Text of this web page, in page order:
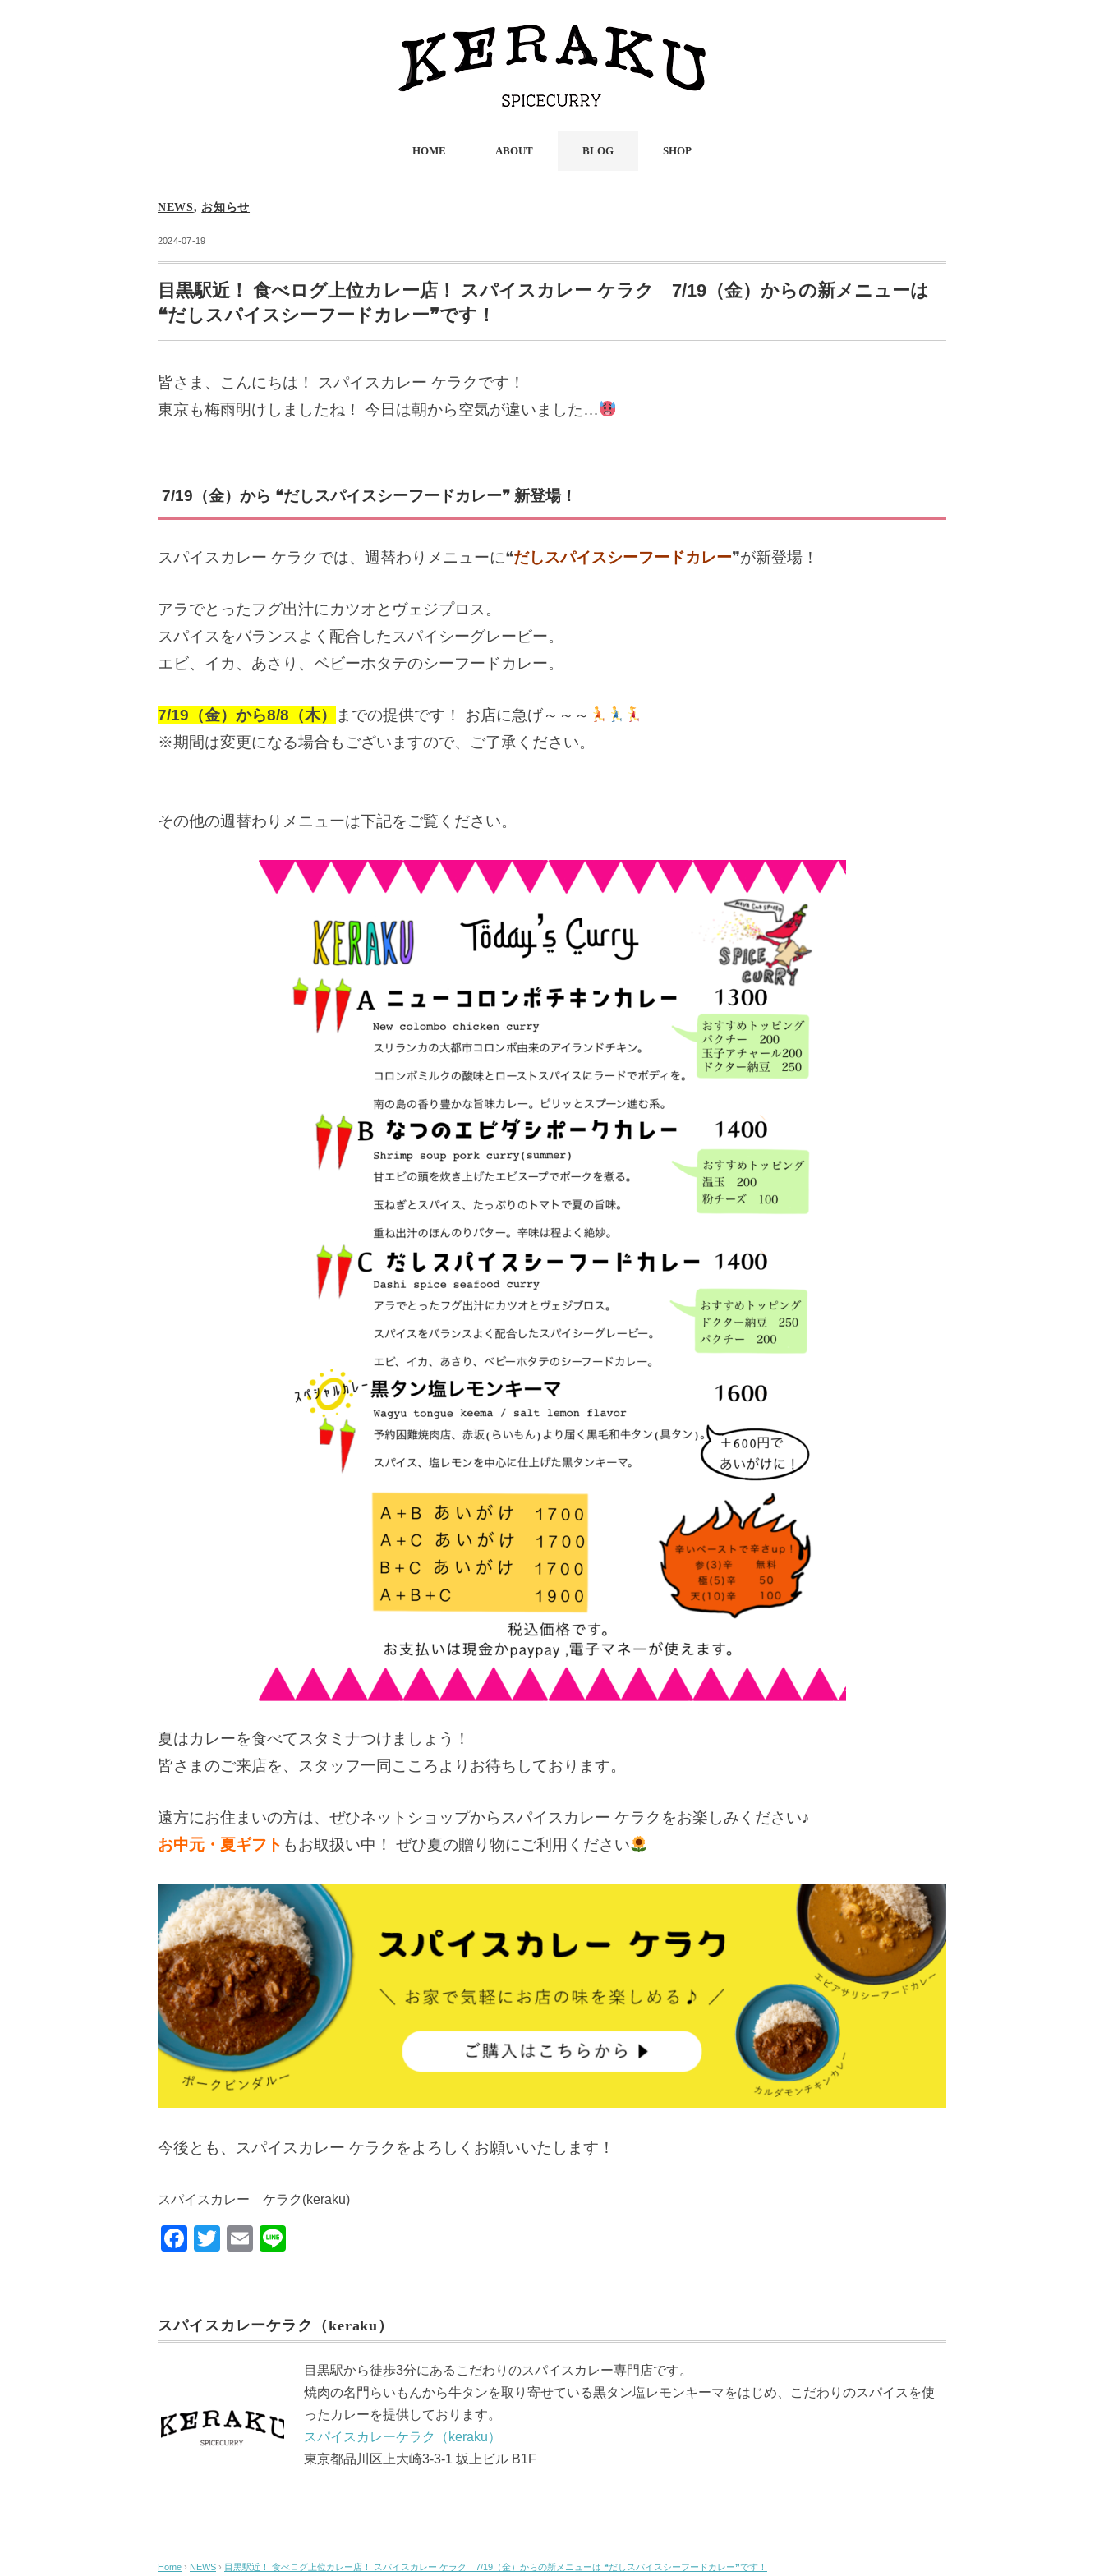
HOME ABOUT BLOG SHOP
NEWS, お知らせ
2024-07-19
目黒駅近！ 食べログ上位カレー店！ スパイスカレー ケラク 7/19（金）からの新メニューは
❝だしスパイスシーフードカレー❞です！
皆さま、こんにちは！ スパイスカレー ケラクです！
東京も梅雨明けしましたね！ 今日は朝から空気が違いました…
7/19 （金）から ❝だしスパイスシーフードカレー❞ 新登場！
スパイスカレー ケラクでは、週替わりメニューに❝だしスパイスシーフードカレー❞が新登場！
アラでとったフグ出汁にカツオとヴェジプロス。
スパイスをバランスよく配合したスパイシーグレービー。
エビ、イカ、あさり、ベビーホタテのシーフードカレー。
7/19（金）から8/8（木）
までの提供です！ お店に急げ～～～
※期間は変更になる場合もございますので、ご了承ください。
その他の週替わりメニューは下記をご覧ください。
夏はカレーを食べてスタミナつけましょう！
皆さまのご来店を、スタッフ一同こころよりお待ちしております。
遠方にお住まいの方は、ぜひネットショップからスパイスカレー ケラクをお楽しみください♪
お中元・夏ギフト もお取扱い中！ ぜひ夏の贈り物にご利用ください
今後とも、スパイスカレー ケラクをよろしくお願いいたします！
スパイスカレー ケラク(keraku)
F
e
b
k
T
er
E
スパイスカレーケラク（keraku）
目黒駅から徒歩3分にあるこだわりのスパイスカレー専門店です。
焼肉の名門らいもんから牛タンを取り寄せている黒タン塩レモンキーマをはじめ、こだわりのスパイスを使
ったカレーを提供しております。
スパイスカレーケラク（keraku）
東京都品川区上大崎3-3-1 坂上ビル B1F
Home › NEWS › 目黒駅近！ 食べログ上位カレー店！ スパイスカレー ケラク 7/19（金）からの新メニューは ❝だしスパイスシーフードカレー❞です！